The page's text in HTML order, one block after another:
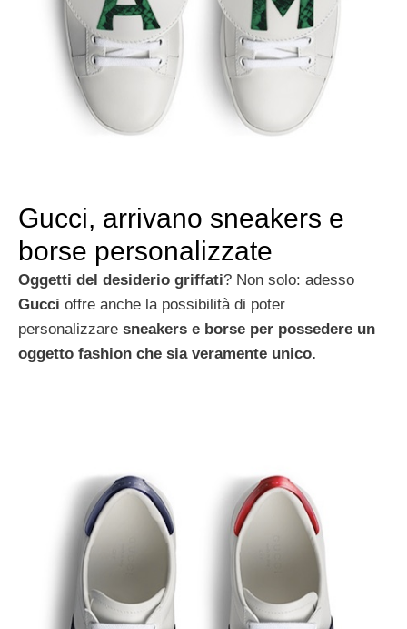
Gucci, arrivano sneakers e
borse personalizzate
Oggetti del desiderio griffati? Non solo: adesso
Gucci offre anche la possibilità di poter
personalizzare sneakers e borse per possedere un
oggetto fashion che sia veramente unico.